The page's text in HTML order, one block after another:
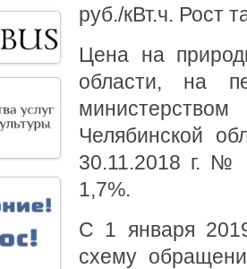
руб./кВт.ч. Рост
Цена на
области, на
Челябинской
30.11.2018 г. №
1,7%.
С 1 января
схему